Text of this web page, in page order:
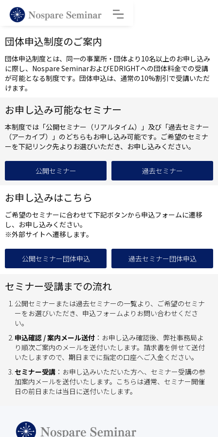
団体申込制度のご案内
団体申込制度とは、同一の事業所・団体より10名以上のお申し込み
に際し、Nospare SeminarおよびEDRIGHTへの団体料金での受講
が可能となる制度です。団体申込は、通常の10%割引で受講いただ
けます。
お申し込み可能なセミナー
本制度では「公開セミナー（リアルタイム）」及び「過去セミナー
（アーカイブ）」のどちらもお申し込み可能です。ご希望のセミナ
ーを下記リンク先よりお選びいただき、お申し込みください。
公開セミナー 過去セミナー
お申し込みはこちら
ご希望のセミナーに合わせて下記ボタンから申込フォームに遷移
し、お申し込みください。
※外部サイトへ遷移します。
公開セミナー団体申込 過去セミナー団体申込
セミナー受講までの流れ
公開セミナーまたは過去セミナーの一覧より、ご希望のセミナ
ーをお選びいただき、申込フォームよりお問い合わせくださ
い。
申込確認 / 案内メール送付 ：お申し込み確認後、弊社事務局よ
り順次ご案内のメールを送付いたします。請求書を併せて送付
いたしますので、期日までに指定の口座へご入金ください。
セミナー受講 ：お申し込みいただいた方へ、セミナー受講の参
加案内メールを送付いたします。こちらは通常、セミナー開催
日の前日または当日に送付いたします。